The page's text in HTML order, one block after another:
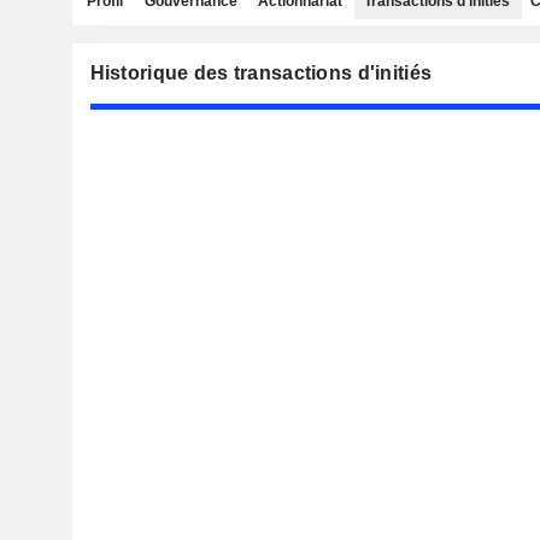
Historique des transactions d'initiés